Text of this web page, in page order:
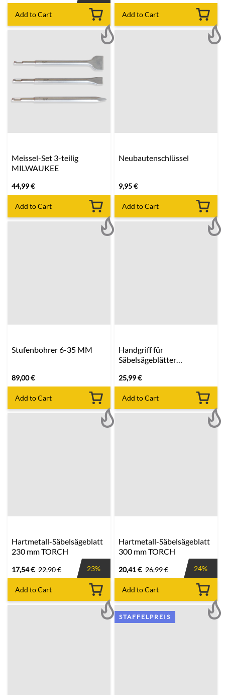
Add to Cart Add to Cart
Meissel-Set 3-teilig
MILWAUKEE
44,99€
Add to Cart
Neubautenschlüssel
9,95€
Add to Cart
Stufenbohrer 6-35 MM
89,00€
Add to Cart
Handgriff für
Säbelsägeblätter
25,99€
Add to Cart
Hartmetall-Säbelsägeblatt
230 mm TORCH
17,54€ 22,90€ 23%
Add to Cart
Hartmetall-Säbelsägeblatt
300 mm TORCH
20,41€ 26,99€ 24%
Add to Cart
STAFFELPREIS